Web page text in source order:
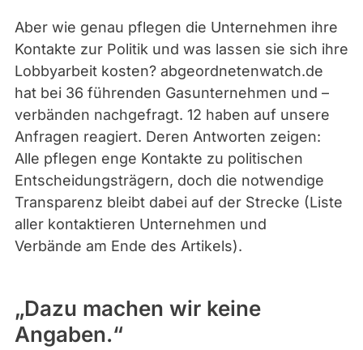
C
C
2
Aber wie genau pflegen die Unternehmen ihre
Kontakte zur Politik und was lassen sie sich ihre
Lobbyarbeit kosten? abgeordnetenwatch.de
hat bei 36 führenden Gasunternehmen und –
verbänden nachgefragt. 12 haben auf unsere
Anfragen reagiert. Deren Antworten zeigen:
Alle pflegen enge Kontakte zu politischen
Entscheidungsträgern, doch die notwendige
Transparenz bleibt dabei auf der Strecke (Liste
aller kontaktieren Unternehmen und
Verbände am Ende des Artikels).
„Dazu machen wir keine
Angaben.“